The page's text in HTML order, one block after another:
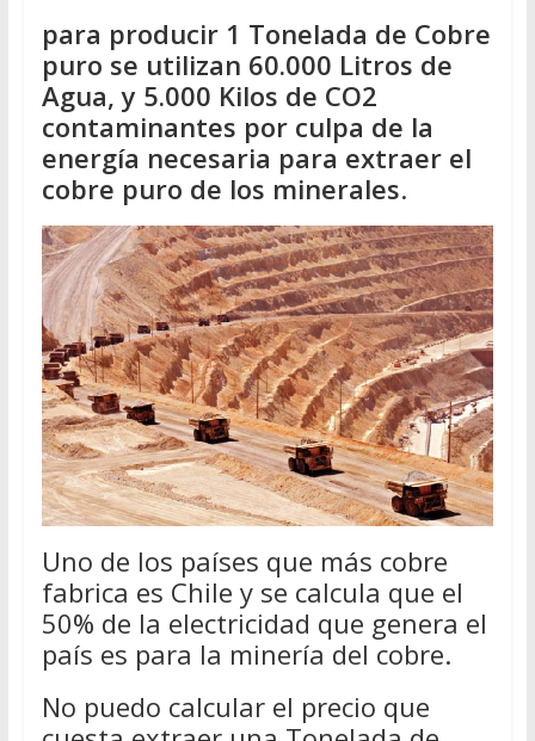
para producir 1 Tonelada de Cobre
puro se utilizan 60.000 Litros de
Agua, y 5.000 Kilos de CO2
contaminantes por culpa de la
energía necesaria para extraer el
cobre puro de los minerales.
Uno de los países que más cobre
fabrica es Chile y se calcula que el
50% de la electricidad que genera el
país es para la minería del cobre.
No puedo calcular el precio que